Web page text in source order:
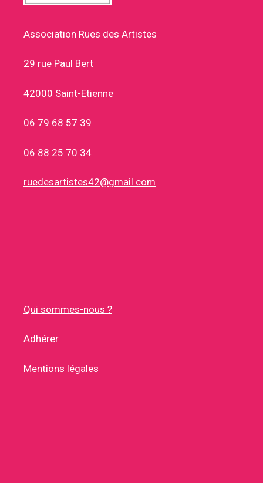
Association Rues des Artistes
29 rue Paul Bert
42000 Saint-Etienne
06 79 68 57 39
06 88 25 70 34
ruedesartistes42@gmail.com
Qui sommes-nous ?
Adhérer
Mentions légales